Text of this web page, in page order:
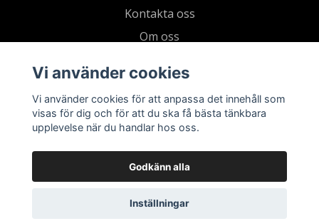
Kontakta oss
Om oss
Kundklubb
Presentkort
Vi använder cookies
Vi använder cookies för att anpassa det innehåll som
visas för dig och för att du ska få bästa tänkbara
upplevelse när du handlar hos oss.
Godkänn alla
Inställningar